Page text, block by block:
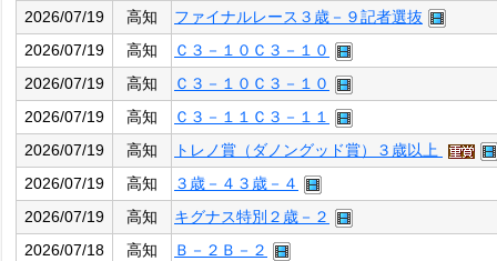
2026/07/19
高知
ファイナルレース３歳－９記者選抜
2026/07/19
高知
Ｃ３－１０Ｃ３－１０
2026/07/19
高知
Ｃ３－１０Ｃ３－１０
2026/07/19
高知
Ｃ３－１１Ｃ３－１１
2026/07/19
高知
トレノ賞（ダノングッド賞）３歳以上
2026/07/19
高知
３歳－４３歳－４
2026/07/19
高知
キグナス特別２歳－２
2026/07/18
高知
Ｂ－２Ｂ－２